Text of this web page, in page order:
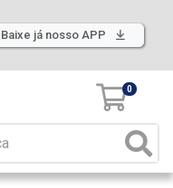
Baixe já nosso APP
0